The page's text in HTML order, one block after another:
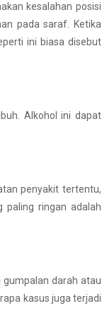
kesalahan posisi
pada saraf. Ketika
ini biasa disebut
Alkohol ini dapat
penyakit tertentu,
paling ringan adalah
gumpalan darah atau
kasus juga terjadi